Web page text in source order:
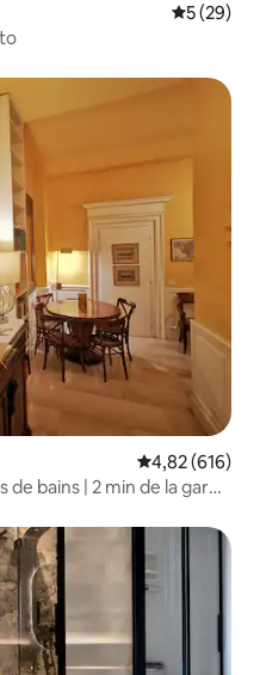
5 (29)
Évaluation
4,82 (616)
de bains | 2 min de la gare